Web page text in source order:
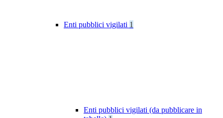
Enti pubblici vigilati 1
Enti pubblici vigilati (da pubblicare in